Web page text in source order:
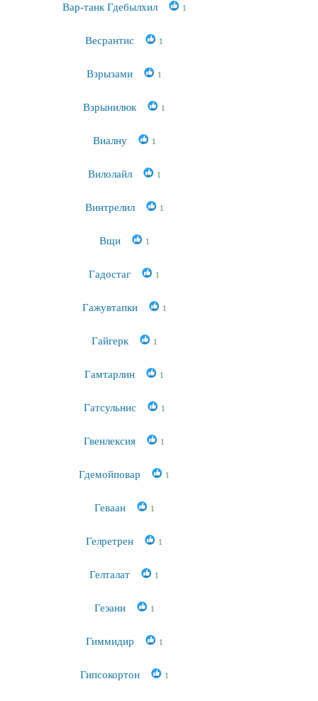
Вар-танк Гдебылхил 1
Весрантис 1
Взрызами 1
Взрынилюк 1
Виалну 1
Вилолайл 1
Винтрелил 1
Вщи 1
Гадостаг 1
Гажувтапки 1
Гайгерк 1
Гамтарлин 1
Гатсульнис 1
Гвенлексия 1
Гдемойповар 1
Геваан 1
Гелретрен 1
Гелталат 1
Геэани 1
Гиммидир 1
Гипсокортон 1